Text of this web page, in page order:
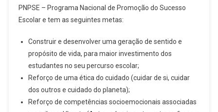
PNPSE – Programa Nacional de Promoção do Sucesso
Escolar e tem as seguintes metas:
Construir e desenvolver uma geração de sentido e
propósito de vida, para maior investimento dos
estudantes no seu percurso escolar;
Reforço de uma ética do cuidado (cuidar de si, cuidar
dos outros e cuidado do planeta);
Reforço de competências socioemocionais associadas